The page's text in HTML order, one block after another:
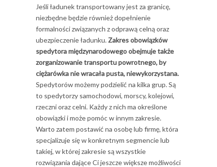
Jeśli ładunek transportowany jest za granicę,
niezbędne będzie również dopełnienie
formalności związanych z odprawą celną oraz
ubezpieczenie ładunku. Zakres obowiązków
spedytora międzynarodowegoobejmuje także
zorganizowanie transportu powrotnego, by
ciężarówka nie wracała pusta, niewykorzystana.
Spedytorów możemy podzielić na kilka grup. Są
to spedytorzy samochodowi, morscy, kolejowi,
rzeczni oraz celni. Każdy z nich ma określone
obowiązki i może pomóc w innym zakresie.
Warto zatem postawić na osobę lub firmę, która
specjalizuje się w konkretnym segmencie lub
takiej, w której zakresie są wszystkie
rozwiązania dające Ci jeszcze większe możliwości